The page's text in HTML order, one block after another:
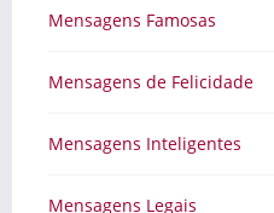
Mensagens Famosas
Mensagens de Felicidade
Mensagens Inteligentes
Mensagens Legais